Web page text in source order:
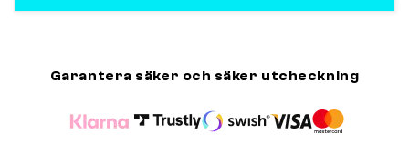
Garantera säker och säker utcheckning